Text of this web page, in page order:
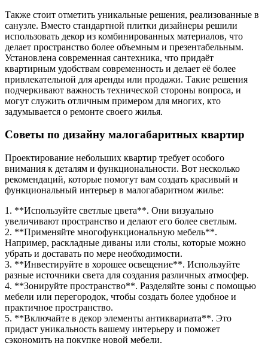
Также стоит отметить уникальные решения, реализованные в
санузле. Вместо стандартной плитки дизайнеры решили
использовать декор из комбинированных материалов, что
делает пространство более объемным и презентабельным.
Установлена современная сантехника, что придаёт
квартирным удобствам современность и делает её более
привлекательной для аренды или продажи. Такие решения
подчеркивают важность технической стороны вопроса, и
могут служить отличным примером для многих, кто
задумывается о ремонте своего жилья.
Советы по дизайну малогабаритных квартир
Проектирование небольших квартир требует особого
внимания к деталям и функциональности. Вот несколько
рекомендаций, которые помогут вам создать красивый и
функциональный интерьер в малогабаритном жилье:
1. **Используйте светлые цвета**. Они визуально
увеличивают пространство и делают его более светлым.
2. **Применяйте многофункциональную мебель**.
Например, раскладные диваны или столы, которые можно
убрать и доставать по мере необходимости.
3. **Инвестируйте в хорошее освещение**. Используйте
разные источники света для создания различных атмосфер.
4. **Зонируйте пространство**. Разделяйте зоны с помощью
мебели или перегородок, чтобы создать более удобное и
практичное пространство.
5. **Включайте в декор элементы антиквариата**. Это
придаст уникальность вашему интерьеру и поможет
сэкономить на покупке новой мебели.